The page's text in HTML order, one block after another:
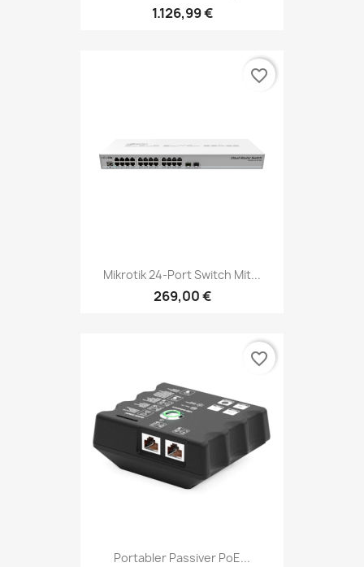
1.126,99 €
Mikrotik 24-Port Switch Mit...
269,00 €
favorite_border
Portabler Passiver PoE...
favorite_border